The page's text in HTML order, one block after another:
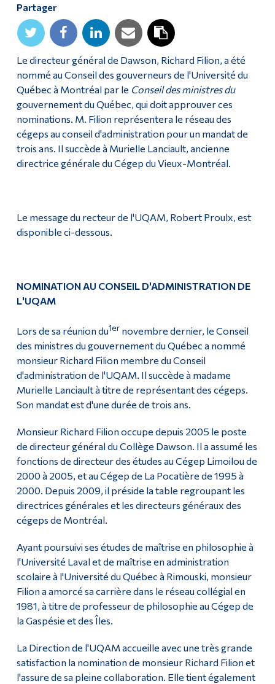
Partager
Le directeur général de Dawson, Richard Filion, a été
nommé au Conseil des gouverneurs de l'Université du
Québec à Montréal par le Conseil des ministres du
gouvernement du Québec, qui doit approuver ces
nominations. M. Filion représentera le réseau des
cégeps au conseil d'administration pour un mandat de
trois ans. Il succède à Murielle Lanciault, ancienne
directrice générale du Cégep du Vieux-Montréal.
Le message du recteur de l'UQAM, Robert Proulx, est
disponible ci-dessous.
NOMINATION AU CONSEIL D'ADMINISTRATION DE
L'UQAM
Lors de sa réunion du1ernovembre dernier, le Conseil
des ministres du gouvernement du Québec a nommé
monsieur Richard Filion membre du Conseil
d'administration de l'UQAM. Il succède à madame
Murielle Lanciault à titre de représentant des cégeps.
Son mandat est d'une durée de trois ans.
Monsieur Richard Filion occupe depuis 2005 le poste
de directeur général du Collège Dawson. Il a assumé les
fonctions de directeur des études au Cégep Limoilou de
2000 à 2005, et au Cégep de La Pocatière de 1995 à
2000. Depuis 2009, il préside la table regroupant les
directrices générales et les directeurs généraux des
cégeps de Montréal.
Ayant poursuivi ses études de maîtrise en philosophie à
l'Université Laval et de maîtrise en administration
scolaire à l'Université du Québec à Rimouski, monsieur
Filion a amorcé sa carrière dans le réseau collégial en
1981, à titre de professeur de philosophie au Cégep de
la Gaspésie et des Îles.
La Direction de l'UQAM accueille avec une très grande
satisfaction la nomination de monsieur Richard Filion et
l'assure de sa pleine collaboration. Elle tient également